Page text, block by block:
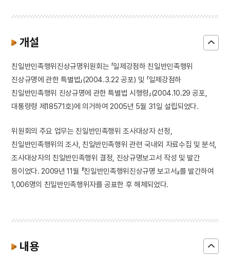
개설
친일반민족행위진상규명위원회는 「일제강점하 친일반민족행위
진상규명에 관한 특별법」(2004.3.22 공포) 및 「일제강점하
친일반민족행위 진상규명에 관한 특별법 시행령」(2004.10.29 공포,
대통령령 제18571호)에 의거하여 2005년 5월 31일 설립되었다.
위원회의 주요 업무는 친일반민족행위 조사대상자 선정,
친일반민족행위의 조사, 친일반민족행위 관련 국내외 자료수집 및 분석,
조사대상자의 친일반민족행위 결정, 진상규명보고서 작성 및 발간
등이었다. 2009년 11월 『친일반민족행위진상규명 보고서』를 발간하여
1,006명의 친일반민족행위자를 공표한 후 해체되었다.
내용